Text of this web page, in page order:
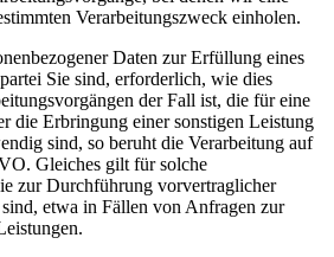
Verarbeitungszweck einholen.
Daten zur Erfüllung eines
Sie sind, erforderlich, wie dies
der Fall ist, die für eine
die Erbringung einer sonstigen Leistung
sind, so beruht die Verarbeitung auf
Gleiches gilt für solche
zur Durchführung vorvertraglicher
etwa in Fällen von Anfragen zur